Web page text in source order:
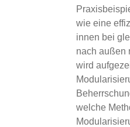
wie eine
innen bei
nach außen
wird
welche